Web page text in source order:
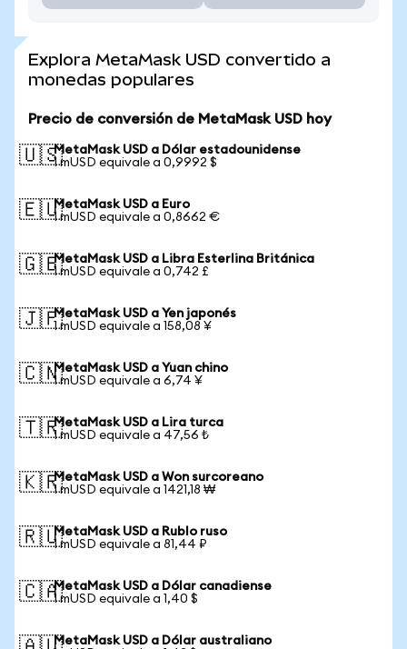
Explora MetaMask USD convertido a
monedas populares
Precio de conversión de MetaMask USD hoy
🇺🇸MetaMask USD a Dólar estadounidense
1 mUSD equivale a 0,9992 $
🇪🇺MetaMask USD a Euro
1 mUSD equivale a 0,8662 €
🇬🇧MetaMask USD a Libra Esterlina Británica
1 mUSD equivale a 0,742 £
🇯🇵MetaMask USD a Yen japonés
1 mUSD equivale a 158,08 ¥
🇨🇳MetaMask USD a Yuan chino
1 mUSD equivale a 6,74 ¥
🇹🇷MetaMask USD a Lira turca
1 mUSD equivale a 47,56 ₺
🇰🇷MetaMask USD a Won surcoreano
1 mUSD equivale a 1421,18 ₩
🇷🇺MetaMask USD a Rublo ruso
1 mUSD equivale a 81,44 ₽
🇨🇦MetaMask USD a Dólar canadiense
1 mUSD equivale a 1,40 $
MetaMask USD a Dólar australiano